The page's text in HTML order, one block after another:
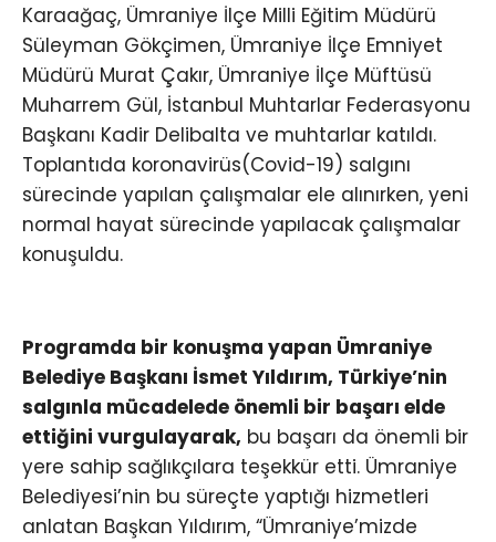
Karaağaç, Ümraniye İlçe Milli Eğitim Müdürü
Süleyman Gökçimen, Ümraniye İlçe Emniyet
Müdürü Murat Çakır, Ümraniye İlçe Müftüsü
Muharrem Gül, İstanbul Muhtarlar Federasyonu
Başkanı Kadir Delibalta ve muhtarlar katıldı.
Toplantıda koronavirüs(Covid-19) salgını
sürecinde yapılan çalışmalar ele alınırken, yeni
normal hayat sürecinde yapılacak çalışmalar
konuşuldu.
Programda bir konuşma yapan Ümraniye
Belediye Başkanı İsmet Yıldırım, Türkiye’nin
salgınla mücadelede önemli bir başarı elde
ettiğini vurgulayarak, bu başarı da önemli bir
yere sahip sağlıkçılara teşekkür etti. Ümraniye
Belediyesi’nin bu süreçte yaptığı hizmetleri
anlatan Başkan Yıldırım, “Ümraniye’mizde